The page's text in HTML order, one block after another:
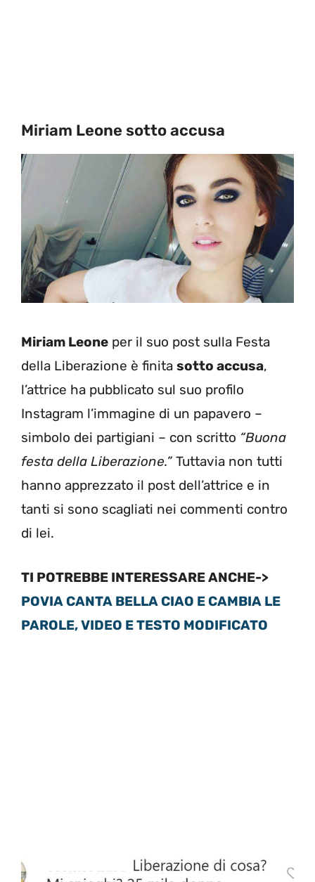
Miriam Leone sotto accusa
Miriam Leone per il suo post sulla Festa
della Liberazione è finita sotto accusa,
l’attrice ha pubblicato sul suo profilo
Instagram l’immagine di un papavero –
simbolo dei partigiani – con scritto “Buona
festa della Liberazione.”Tuttavia non tutti
hanno apprezzato il post dell’attrice e in
tanti si sono scagliati nei commenti contro
di lei.
TI POTREBBE INTERESSARE ANCHE->
POVIA CANTA BELLA CIAO E CAMBIA LE
PAROLE, VIDEO E TESTO MODIFICATO